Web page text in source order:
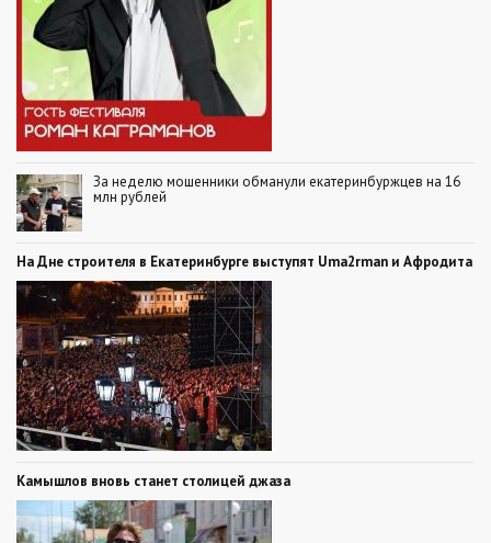
За неделю мошенники обманули екатеринбуржцев на 16
млн рублей
На Дне строителя в Екатеринбурге выступят Uma2rman и Афродита
Камышлов вновь станет столицей джаза